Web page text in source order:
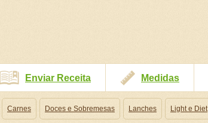
Enviar Receita Medidas
Carnes Doces e Sobremesas Lanches Light e Diet